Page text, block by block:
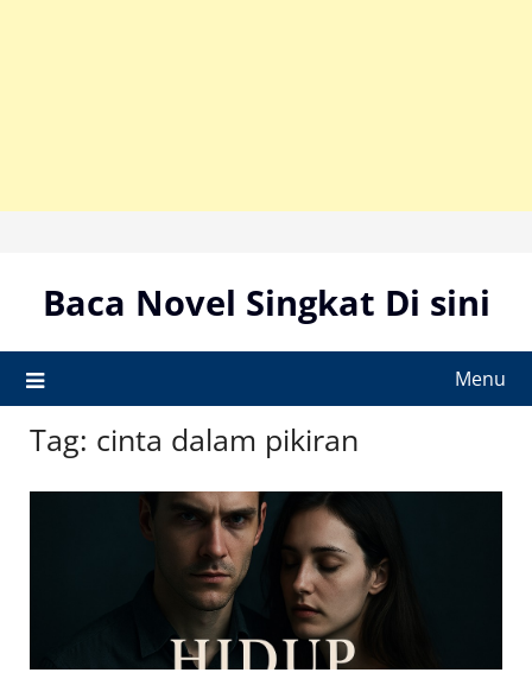
contentBaca Novel Singkat Di sini
Menu
Tag: cinta dalam pikiran